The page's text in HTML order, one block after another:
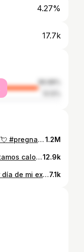
4.27%
17.7k
que lindas las amistades reales 💘 #pregnancy #pregnant #friends1.2M
La vida es mejor cuando no contamos calorías pero si quieres hacerlo usa esta app jajaja, está perfecta para tener una guía y así lograr tus objetivos, descárgala porque en enero la vas a necesitar!! 👀 #wisemealapp, #wisemeal @wisemealapp12.9k
Aún no supero este día, el mejor día de mi existencia ❤️‍🩹 #partocesarea #parto #nacimiento #bebe #newborn7.1k